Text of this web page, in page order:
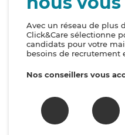
Avec un réseau de plus
Click&Care sélectionne
candidats pour votre
besoins de recrutement
Nos conseillers vous